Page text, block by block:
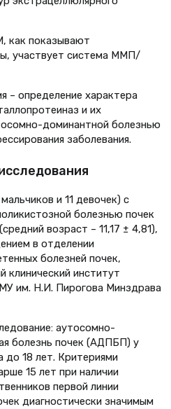
как показывают
участвует система ММП/
– определение характера
и их
доминантной болезнью
заболевания.
и 11 девочек) с
болезнью почек
возраст – 11,17 ± 4,81),
в отделении
болезней почек,
клинический институт
им. Н.И. Пирогова Минздрава
аутосомно-
болезнь почек (АДПБП) у
до 18 лет. Критериями
15 лет при наличии
первой линии
диагностически значимым